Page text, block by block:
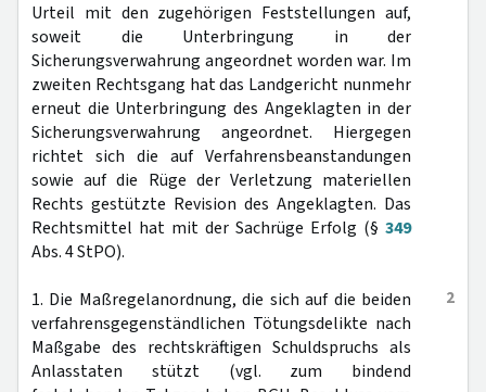
Urteil mit den zugehörigen Feststellungen auf,
soweit die Unterbringung in der
Sicherungsverwahrung angeordnet worden war. Im
zweiten Rechtsgang hat das Landgericht nunmehr
erneut die Unterbringung des Angeklagten in der
Sicherungsverwahrung angeordnet. Hiergegen
richtet sich die auf Verfahrensbeanstandungen
sowie auf die Rüge der Verletzung materiellen
Rechts gestützte Revision des Angeklagten. Das
Rechtsmittel hat mit der Sachrüge Erfolg (§ 349
Abs. 4 StPO).
2
1. Die Maßregelanordnung, die sich auf die beiden
verfahrensgegenständlichen Tötungsdelikte nach
Maßgabe des rechtskräftigen Schuldspruchs als
Anlasstaten stützt (vgl. zum bindend